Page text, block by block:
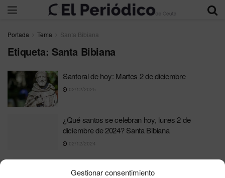
Gestionar consentimiento
Portada Tema Santa Bibiana
Etiqueta: Santa Bibiana
Santoral de hoy: Martes 2 de diciembre
02/12/2025
¿Qué santos se celebran hoy, lunes 2 de
diciembre de 2024? Santa Bibiana
02/12/2024